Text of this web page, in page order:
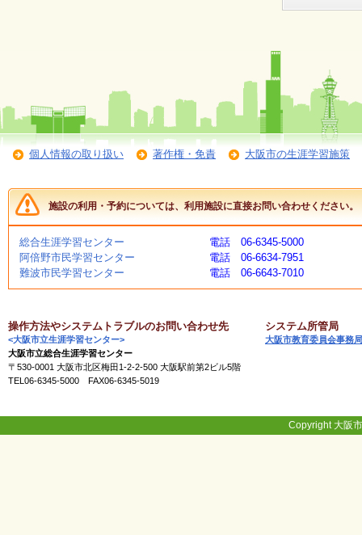
録
く
あ
る
ご
質
問
師
・
イ
ン
ス
ク
タ
個人情報の取り扱い 著作権・免責 大阪市の生涯学習施策
施設の利用・予約については、利用施設に直接お問い合わせください。
総合生涯学習センター
電話 06-6345-5000
阿倍野市民学習センター
電話 06-6634-7951
難波市民学習センター
電話 06-6643-7010
操作方法やシステムトラブルのお問い合わせ先
<大阪市立生涯学習センター>
大阪市立総合生涯学習センター
〒530-0001 大阪市北区梅田1-2-2-500 大阪駅前第2ビル5階
TEL06-6345-5000 FAX06-6345-5019
システム所管局
大阪市教育委員会事務局
Copyright 大阪